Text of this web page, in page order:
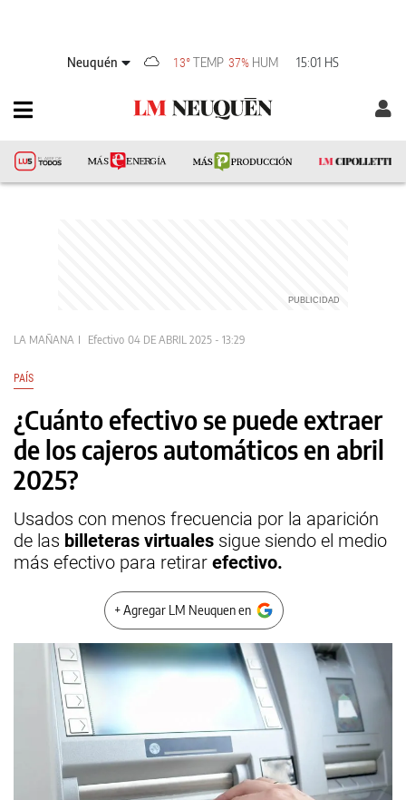
Neuquén 13° TEMP 37% HUM 15:01 HS
LA MAÑANA Efectivo 04 DE ABRIL 2025 - 13:29
PAÍS
¿Cuánto efectivo se puede extraer
de los cajeros automáticos en abril
2025?
Usados con menos frecuencia por la aparición
de las billeteras virtuales sigue siendo el medio
más efectivo para retirar efectivo.
+ Agregar LM Neuquen en